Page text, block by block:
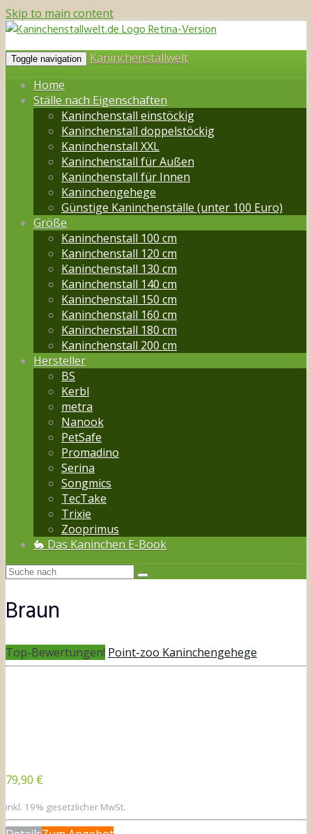
Skip to main content
Toggle navigation
Kaninchenstallwelt
Home
Ställe nach Eigenschaften
Kaninchenstall einstöckig
Kaninchenstall doppelstöckig
Kaninchenstall XXL
Kaninchenstall für Außen
Kaninchenstall für Innen
Kaninchengehege
Günstige Kaninchenställe (unter 100 Euro)
Größe
Kaninchenstall 100 cm
Kaninchenstall 120 cm
Kaninchenstall 130 cm
Kaninchenstall 140 cm
Kaninchenstall 150 cm
Kaninchenstall 160 cm
Kaninchenstall 180 cm
Kaninchenstall 200 cm
Hersteller
BS
Kerbl
metra
Nanook
PetSafe
Promadino
Serina
Songmics
TecTake
Trixie
Zooprimus
🐇 Das Kaninchen E-Book
Braun
Top-Bewertungen! Point-zoo Kaninchengehege
79,90 €
inkl. 19% gesetzlicher MwSt.